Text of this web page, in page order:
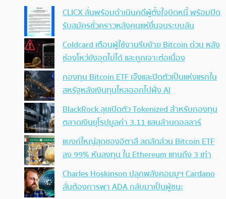
CLICX ลั่นพร้อมดำเนินคดีผู้ตั้งใจบิดหนี้ พร้อมปิด
รับสมัครชั่วคราวหลังคนแห่ยื่นจนระบบล้น
Coldcard เตือนผู้ใช้งานรีบย้าย Bitcoin ด่วน หลัง
ช่องโหว่ยังอุดไม่ได้ และถูกเจาะต่อเนื่อง
กองทุน Bitcoin ETF เจ๊งและปิดตัวเป็นแห่งแรกใน
สหรัฐหลังเงินทุนไหลออกไปฝั่ง AI
BlackRock ลุยเปิดตัว Tokenized สำหรับกองทุน
ตลาดเงินยุโรปมูลค่า 3.11 แสนล้านดอลลาร์
แบงก์ใหญ่สุดของอิตาลี ลดสัดส่วน Bitcoin ETF
ลง 99% หันลงทุน ใน Ethereum แทนถึง 3 เท่า
Charles Hoskinson ปลุกพลังคอมมูฯ Cardano
ลั่นต้องการพา ADA กลับมาเป็นผู้ชนะ